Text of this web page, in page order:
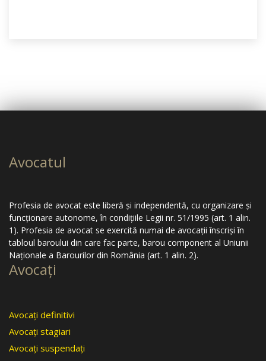
Avocatul
Profesia de avocat este liberă şi independentă, cu organizare şi
funcţionare autonome, în condiţiile Legii nr. 51/1995 (art. 1 alin.
1). Profesia de avocat se exercită numai de avocaţii înscrişi în
tabloul baroului din care fac parte, barou component al Uniunii
Naţionale a Barourilor din România (art. 1 alin. 2).
Avocaţi
Avocaţi definitivi
Avocaţi stagiari
Avocaţi suspendaţi